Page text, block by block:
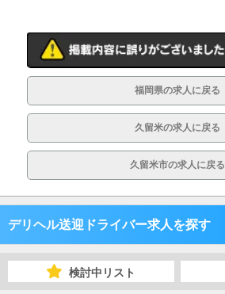
福岡県の求人に戻る
久留米の求人に戻る
久留米市の求人に戻る
デリヘル送迎ドライバー求人を探す
福岡県
検討中リスト